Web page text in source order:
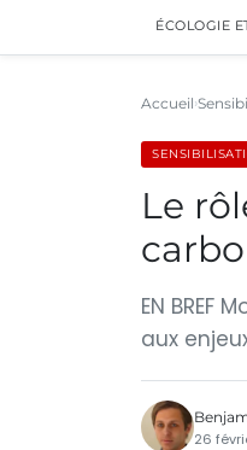
ÉCOLOGIE
Accueil
Le
EN
aux
26